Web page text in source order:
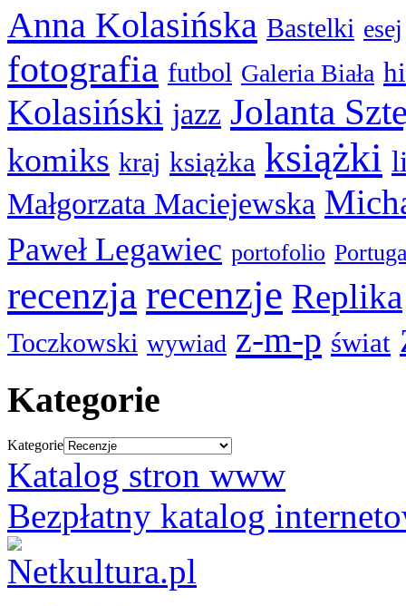
Anna Kolasińska Bastelki esej
fotografia futbol Galeria Biała
Kolasiński jazz Jolanta
komiks kraj książka książki
Małgorzata Maciejewska
Paweł Legawiec portofolio
recenzja recenzje Replika
Toczkowski wywiad z-m-p świat
Kategorie
Kategorie
Katalog stron www
Bezpłatny katalog